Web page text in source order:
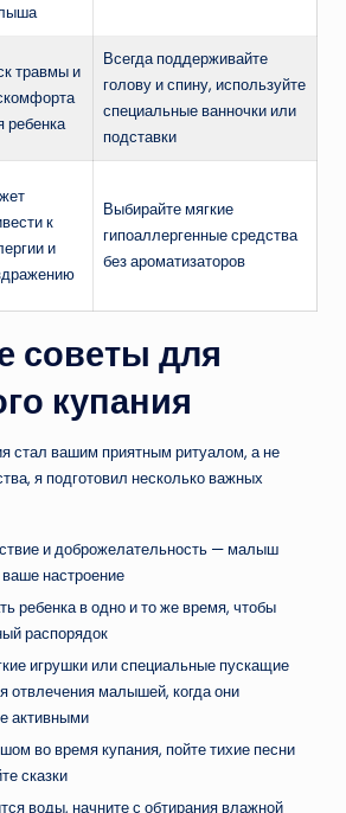
травмы и
ребенка
Всегда поддерживайте
голову и спину, используйте
специальные ванночки или
подставки
к
и
Выбирайте мягкие
гипоаллергенные средства
без ароматизаторов
советы для
купания
стал вашим приятным ритуалом, а не
я подготовил несколько важных
и доброжелательность — малыш
настроение
ребенка в одно и то же время, чтобы
распорядок
игрушки или специальные пускащие
отвлечения малышей, когда они
активными
во время купания, пойте тихие песни
сказки
воды, начните с обтирания влажной